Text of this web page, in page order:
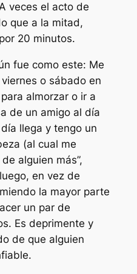
veces el acto de
que a la mitad,
20 minutos.
fue como este: Me
o sábado en
almorzar o ir a
de un amigo al día
llega y tengo un
(al cual me
alguien más”,
en vez de
la mayor parte
un par de
Es deprimente y
de que alguien